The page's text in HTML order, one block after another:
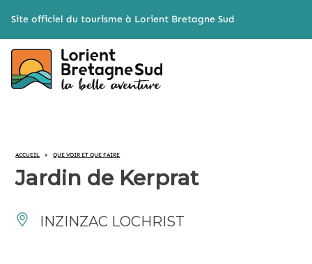
Site officiel du tourisme à Lorient Bretagne Sud
ACCUEIL > QUE VOIR ET QUE FAIRE
Jardin de Kerprat
INZINZAC LOCHRIST